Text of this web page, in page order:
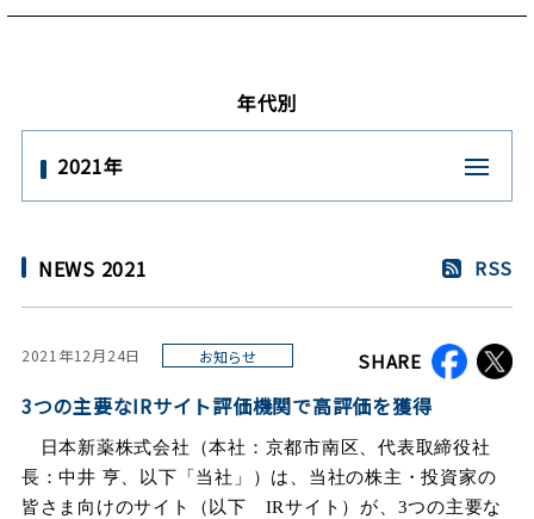
年代別
2021年
NEWS 2021 RSS
2021年12月24日 お知らせ SHARE
3つの主要なIRサイト評価機関で高評価を獲得
日本新薬株式会社（本社：京都市南区、代表取締役社
長：中井 亨、以下「当社」）は、当社の株主・投資家の
皆さま向けのサイト（以下 IRサイト）が、3つの主要な